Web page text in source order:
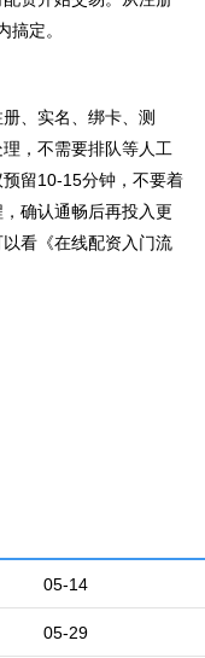
定。
、实名、绑卡、测
，不需要排队等人工
留10-15分钟，不要着
确认通畅后再投入更
看《在线配资入门流
05-14
05-29